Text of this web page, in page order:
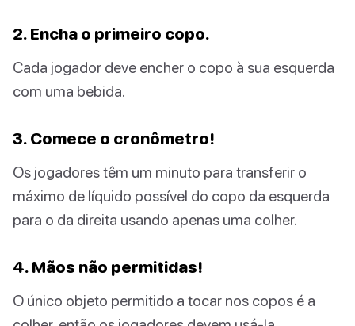
2. Encha o primeiro copo.
Cada jogador deve encher o copo à sua esquerda
com uma bebida.
3. Comece o cronômetro!
Os jogadores têm um minuto para transferir o
máximo de líquido possível do copo da esquerda
para o da direita usando apenas uma colher.
4. Mãos não permitidas!
O único objeto permitido a tocar nos copos é a